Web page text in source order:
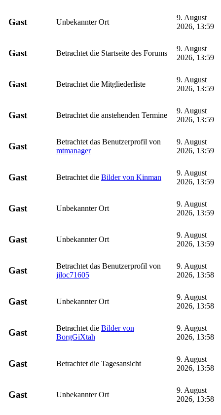
Gast Unbekannter Ort
9. August
2026, 13:59
Gast Betrachtet die Startseite des Forums
9. August
2026, 13:59
Gast Betrachtet die Mitgliederliste
9. August
2026, 13:59
Gast Betrachtet die anstehenden Termine
9. August
2026, 13:59
Gast
Betrachtet das Benutzerprofil von
mtmanager
9. August
2026, 13:59
Gast Betrachtet die Bilder von Kinman
9. August
2026, 13:59
Gast Unbekannter Ort
9. August
2026, 13:59
Gast Unbekannter Ort
9. August
2026, 13:59
Gast
Betrachtet das Benutzerprofil von
jiloc71605
9. August
2026, 13:58
Gast Unbekannter Ort
9. August
2026, 13:58
Gast Betrachtet die Bilder von
BorgGiXtah
9. August
2026, 13:58
Gast Betrachtet die Tagesansicht
9. August
2026, 13:58
Gast Unbekannter Ort
9. August
2026, 13:58